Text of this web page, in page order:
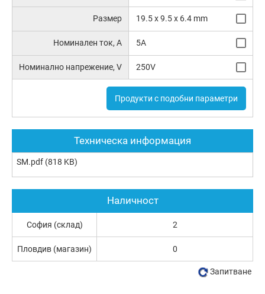
Размер 19.5 x 9.5 x 6.4 mm
Номинален ток, А 5A
Номинално напрежение, V 250V
Продукти с подобни параметри
Техническа информация
SM.pdf (818 KB)
Наличност
София (склад) 2
Пловдив (магазин) 0
Запитване